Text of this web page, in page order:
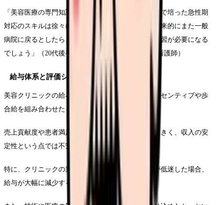
「美容医療の専門知識は深まりましたが、以前病院で培った急性期
対応のスキルは徐々に鈍っていくのを感じます。将来的にまた一般
病院に戻るとしたら、ブランクを埋めるための再学習が必要になる
でしょう」（20代後半・美容クリニック勤務2年目看護師）
給与体系と評価システムの問題
美容クリニックの給与体系は、基本給に加えてインセンティブや歩
合給を組み合わせたものが一般的です。
売上貢献度や患者満足度によって変動する部分が大きく、収入の安
定性という点では不安要素となります。
特に、クリニックの業績不振時や自身の営業成績が低迷した場合、
給与が大幅に減少するリスクがあります。